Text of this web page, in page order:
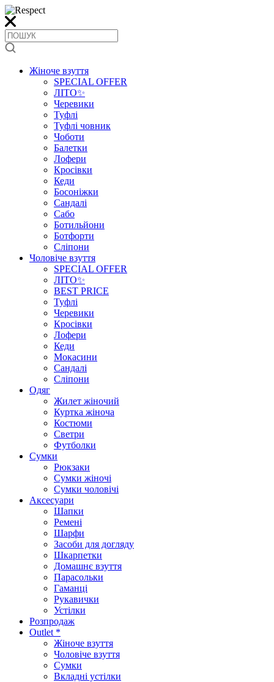
Жіноче взуття
SPECIAL OFFER
ЛІТО✨
Черевики
Туфлі
Туфлі човник
Чоботи
Балетки
Лофери
Кросівки
Кеди
Босоніжки
Сандалі
Сабо
Ботильйони
Ботфорти
Сліпони
Чоловіче взуття
SPECIAL OFFER
ЛІТО✨
BEST PRICE
Туфлі
Черевики
Кросівки
Лофери
Кеди
Мокасини
Сандалі
Сліпони
Одяг
Жилет жіночий
Куртка жіноча
Костюми
Светри
Футболки
Сумки
Рюкзаки
Сумки жіночі
Сумки чоловічі
Аксеcуари
Шапки
Ремені
Шарфи
Засоби для догляду
Шкарпетки
Домашнє взуття
Парасольки
Гаманці
Рукавички
Устілки
Розпродаж
Outlet *
Жіноче взуття
Чоловіче взуття
Сумки
Вкладні устілки